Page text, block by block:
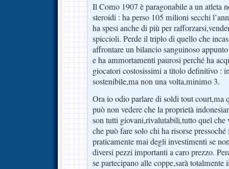
Il Como 1907 è paragonabile a un atleta
steroidi : ha perso 105 milioni secchi
ha spesi anche di più per
spiccioli. Perde il triplo di quello che
affrontare un bilancio sanguinoso
e ha ammortamenti paurosi perché ha
giocatori costosissimi a titolo definitivo :
sostenibile,ma non una volta,minimo 3.
Ora io odio parlare di soldi tout court,ma
può non vedere che la proprietà
son tutti giovani,rivalutabili,tutto quel che
che può fare solo chi ha risorse
praticamente mai degli investimenti se
diversi pezzi importanti a caro prezzo.
se partecipano alle coppe,sarà totalmente